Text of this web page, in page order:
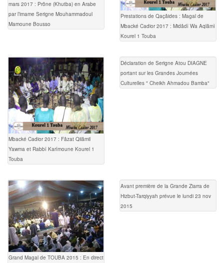
mars 2017 : Prône (Khutba) en Arabe
par l’imame Serigne Mouhammadoul
Mamoune Bousso
Prestations de Qaçâides : Magal de
Mbacké Cadior 2017 : Midâdî Wa Aqlâmî
Kourel 1 Touba
Mbacké Cadior 2017 : Fâzat Qilâmil
Yawma et Rabbî Karîmoune Kourel 1
Touba
Déclaration de Serigne Atou DIAGNE
portant sur les Grandes Journées
Culturelles " Cheikh Ahmadou Bamba"
Grand Magal de TOUBA 2015 : En direct
Avant première de la Grande Ziarra de
Hizbut-Tarqiyyah prévue le lundi 23 nov
2015